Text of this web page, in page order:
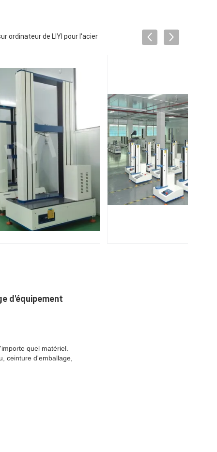
ordinateur de LIYI pour l'acier
d'équipement
quel matériel.
ceinture d'emballage,